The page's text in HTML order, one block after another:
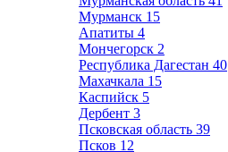
Мурманск 15
Апатиты 4
Мончегорск 2
Республика Дагестан 40
Махачкала 15
Каспийск 5
Дербент 3
Псковская область 39
Псков 12